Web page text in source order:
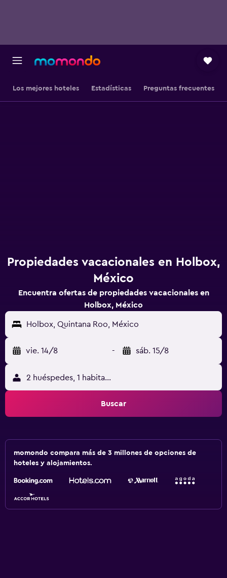
Los mejores hoteles Estadísticas Preguntas frecuentes
Propiedades vacacionales en Holbox,
México
Encuentra ofertas de propiedades vacacionales en
Holbox, México
Holbox, Quintana Roo, México
vie. 14/8 - sáb. 15/8
2 huéspedes, 1 habitación
Buscar
momondo compara más de 3 millones de opciones de
hoteles y alojamientos.